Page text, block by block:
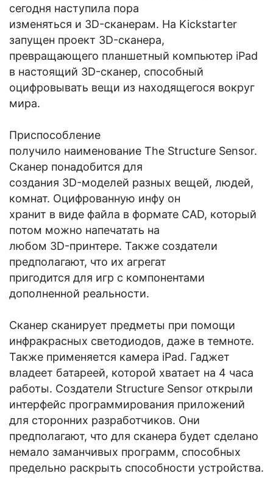
сегодня наступила пора
изменяться и 3D-сканерам. На Kickstarter
запущен проект 3D-сканера,
превращающего планшетный компьютер iPad
в настоящий 3D-сканер, способный
оцифровывать вещи из находящегося вокруг
мира.
Приспособление
получило наименование The Structure Sensor.
Сканер понадобится для
создания 3D-моделей разных вещей, людей,
комнат. Оцифрованную инфу он
хранит в виде файла в формате CAD, который
потом можно напечатать на
любом 3D-принтере. Также создатели
предполагают, что их агрегат
пригодится для игр с компонентами
дополненной реальности.
Сканер сканирует предметы при помощи
инфракрасных светодиодов, даже в темноте.
Также применяется камера iPad. Гаджет
владеет батареей, которой хватает на 4 часа
работы. Создатели Structure Sensor открыли
интерфейс программирования приложений
для сторонних разработчиков. Они
предполагают, что для сканера будет сделано
немало заманчивых программ, способных
предельно раскрыть способности устройства.